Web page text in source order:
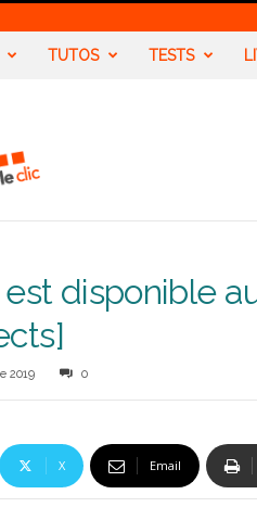
TUTOS TESTS
est disponible
2019 0
X Email